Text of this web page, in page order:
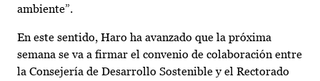
ambiente”.
En este sentido, Haro ha avanzado que la próxima
semana se va a firmar el convenio de colaboración entre
la Consejería de Desarrollo Sostenible y el Rectorado